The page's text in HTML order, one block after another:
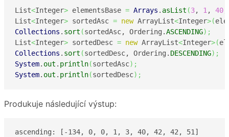
List<Integer> elementsBase = Arrays . asList (3, 1 , 40
List<Integer> sortedAsc = new ArrayList<Integer>(
Collections . sort (sortedAsc, Ordering.ASCENDING) ;
List<Integer> sortedDesc = new ArrayList<Integer>(
Collections . sort (sortedDesc, Ordering. DESCENDING) ;
System. out . println(sortedAsc) ;
System. out . println(sortedDesc) ;
Produkuje následující výstup:
ascending: [-134, 0, 0, 1, 3, 40, 42, 42, 51]